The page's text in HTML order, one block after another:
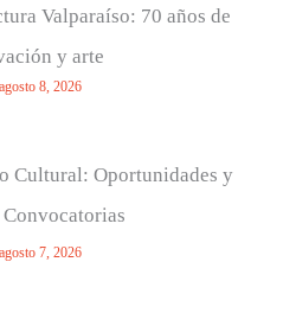
Valparaíso: 70 años de
y arte
agosto 8, 2026
Cultural: Oportunidades y
agosto 7, 2026